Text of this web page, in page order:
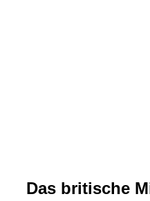
Das britische